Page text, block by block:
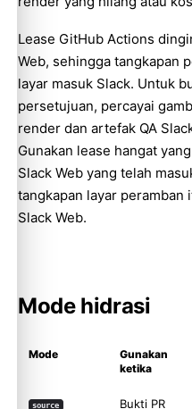
Lease GitHub Actions
Web, sehingga tangkapan
layar masuk Slack. Untuk
persetujuan, percayai
render dan artefak QA
Gunakan lease hangat
Slack Web yang telah
tangkapan layar
Slack Web.
Mode hidrasi
Mode
Gunakan
ketika
source
Bukti PR